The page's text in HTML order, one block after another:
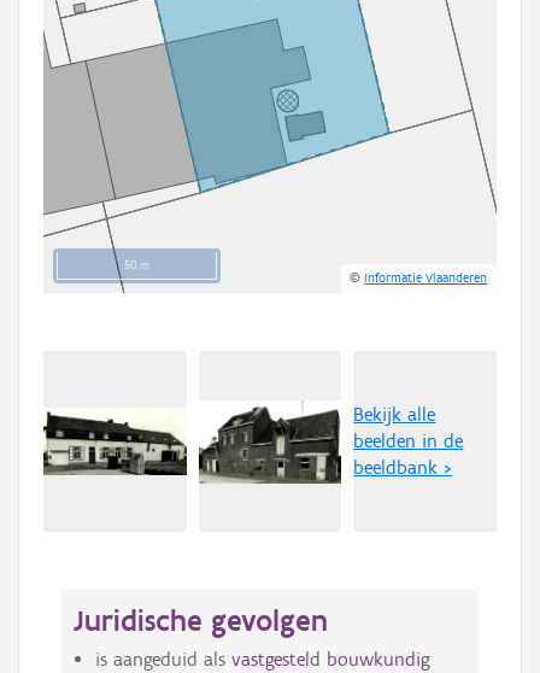
50 m
©Informatie Vlaanderen
Bekijk alle
beelden in de
beeldbank >
Juridische gevolgen
is aangeduid als vastgesteld bouwkundig